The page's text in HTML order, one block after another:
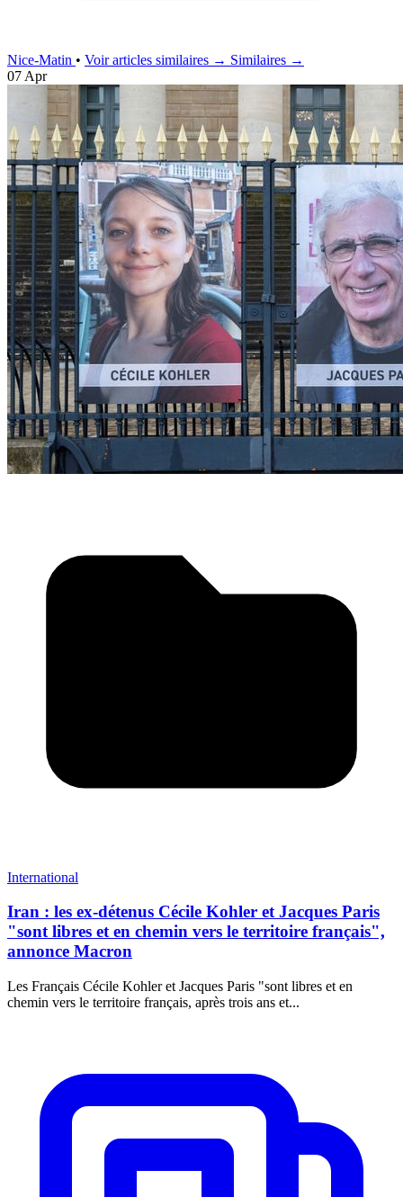
Nice-Matin • Voir articles similaires → Similaires →
07 Apr
International
Iran : les ex-détenus Cécile Kohler et Jacques Paris
"sont libres et en chemin vers le territoire français",
annonce Macron
Les Français Cécile Kohler et Jacques Paris "sont libres et en
chemin vers le territoire français, après trois ans et...